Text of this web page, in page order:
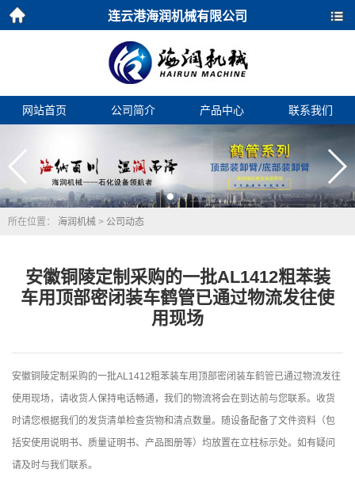
连云港海润机械有限公司
网站首页 公司简介 产品中心 联系我们
所在位置： 海润机械 > 公司动态
安徽铜陵定制采购的一批AL1412粗苯装
车用顶部密闭装车鹤管已通过物流发往使
用现场
安徽铜陵定制采购的一批AL1412粗苯装车用顶部密闭装车鹤管已通过物流发往
使用现场，请收货人保持电话畅通，我们的物流将会在到达前与您联系。收货
时请您根据我们的发货清单检查货物和清点数量。随设备配备了文件资料（包
括安使用说明书、质量证明书、产品图册等）均放置在立柱标示处。如有疑问
请及时与我们联系。